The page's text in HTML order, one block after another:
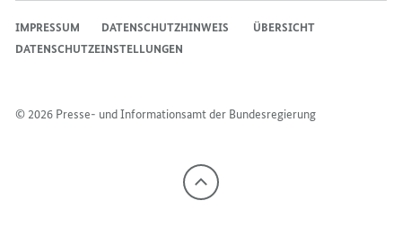
© 2026 Presse- und Informationsamt der Bundesregierung
IMPRESSUM DATENSCHUTZHINWEIS ​​​​​​
ÜBERSICHT
DATENSCHUTZEINSTELLUNGEN
Nach
oben